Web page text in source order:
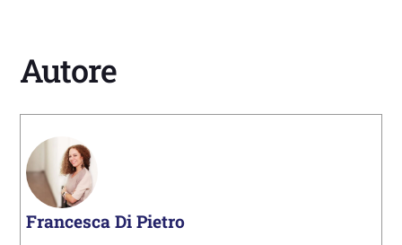
Autore
Francesca Di Pietro